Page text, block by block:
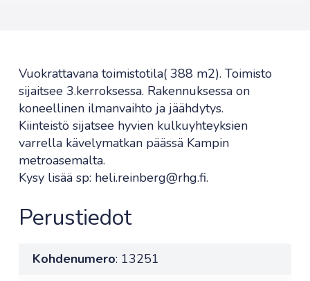
Vuokrattavana toimistotila( 388 m2). Toimisto
sijaitsee 3.kerroksessa. Rakennuksessa on
koneellinen ilmanvaihto ja jäähdytys.
Kiinteistö sijatsee hyvien kulkuyhteyksien
varrella kävelymatkan päässä Kampin
metroasemalta.
Kysy lisää sp: heli.reinberg@rhg.fi.
Perustiedot
Kohdenumero: 13251